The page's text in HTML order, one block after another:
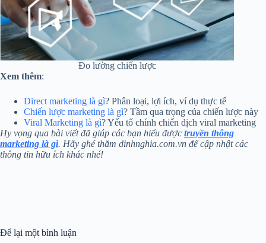
Đo lường chiến lược
Xem thêm:
Direct marketing là gì? Phân loại, lợi ích, ví dụ thực tế
Chiến lược marketing là gì? Tầm qua trọng của chiến lược này
Viral Marketing là gì? Yếu tố chính chiến dịch viral marketing
Hy vọng qua bài viết đã giúp các bạn hiểu được truyền thông
marketing là gì. Hãy ghé thăm dinhnghia.com.vn để cập nhật các
thông tin hữu ích khác nhé!
Để lại một bình luận